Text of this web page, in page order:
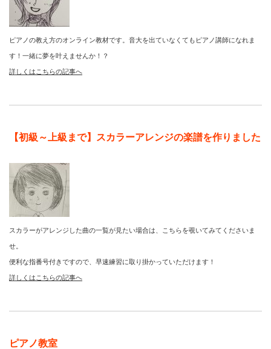
ピアノの教え方のオンライン教材です。音大を出ていなくてもピアノ講師になれま
す！一緒に夢を叶えませんか！？
詳しくはこちらの記事へ
【初級～上級まで】スカラーアレンジの楽譜を作りました
スカラーがアレンジした曲の一覧が見たい場合は、こちらを覗いてみてくださいま
せ。
便利な指番号付きですので、早速練習に取り掛かっていただけます！
詳しくはこちらの記事へ
ピアノ教室